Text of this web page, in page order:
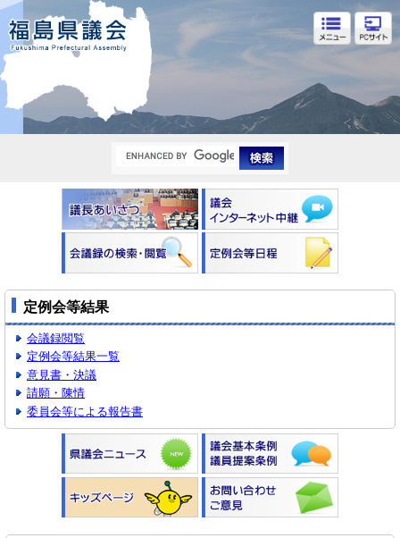
福島県議会
定例会等結果
会議録閲覧
定例会等結果一覧
意見書・決議
請願・陳情
委員会等による報告書